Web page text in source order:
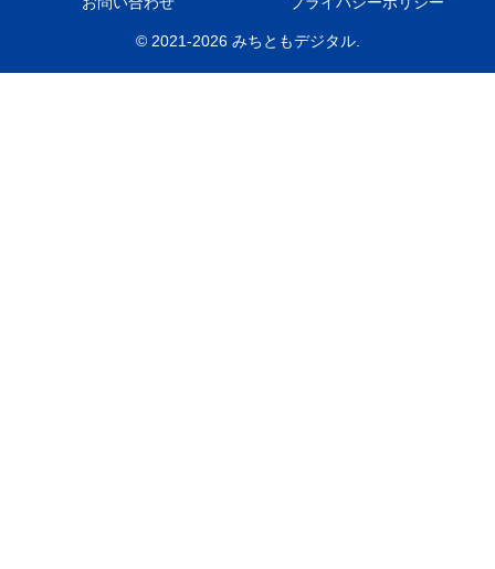
© 2021-2026 みちともデジタル.